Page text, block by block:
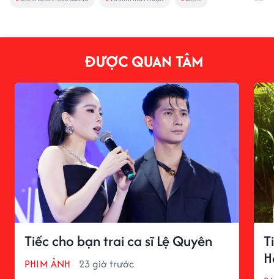
ĐƯỢC QUAN TÂM
Tiếc cho bạn trai ca sĩ Lệ Quyên
PHIM ẢNH 23 giờ trước